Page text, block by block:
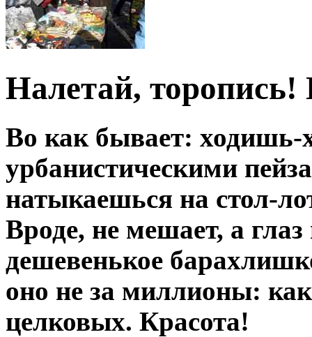
Налетай,
Во как бывает: ходишь-
урбанистическими
натыкаешься на стол-
Вроде, не мешает, а
дешевенькое
оно не за миллионы:
целковых. Красота!